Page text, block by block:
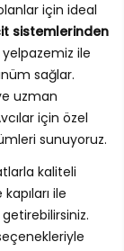
için ideal
sistemlerinden
ile
sağlar.
uzman
için özel
sunuyoruz.
kaliteli
ile